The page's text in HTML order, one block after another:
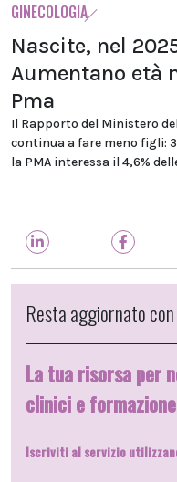
GINECOLOGIA
Nascite, nel
Aumentano età
Pma
Il Rapporto del Ministero
continua a fare meno figli:
la PMA interessa il 4,6%
Resta aggiornato
La tua risorsa per
clinici e
Iscriviti al servizio